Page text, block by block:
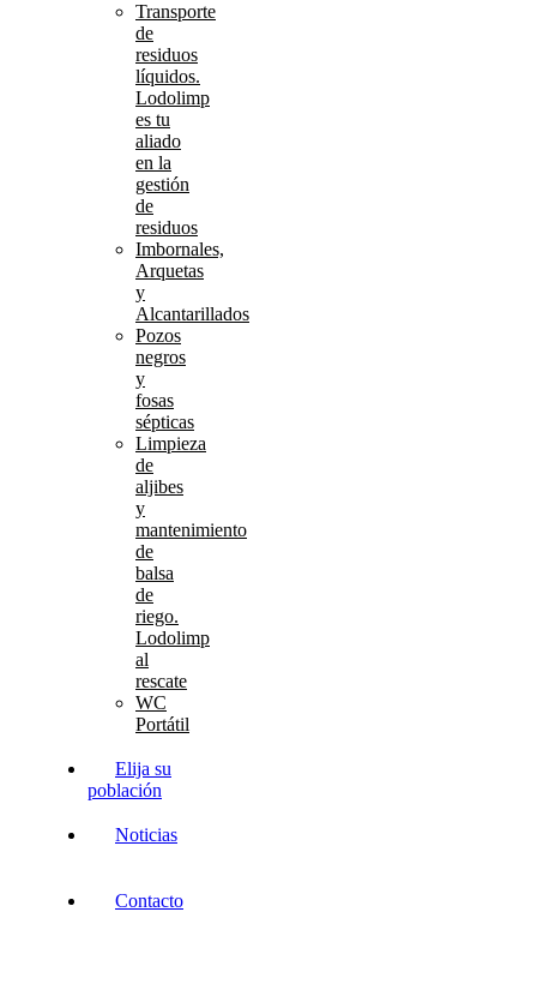
Transporte
de
residuos
líquidos.
Lodolimp
es tu
aliado
en la
gestión
de
residuos
Imbornales,
Arquetas
y
Alcantarillados
Pozos
negros
y
fosas
sépticas
Limpieza
de
aljibes
y
mantenimiento
de
balsa
de
riego.
Lodolimp
al
rescate
WC
Portátil
Elija su
población
Noticias
Contacto